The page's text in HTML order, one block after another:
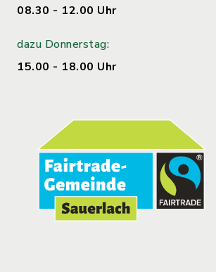
08.30 - 12.00 Uhr
dazu Donnerstag:
15.00 - 18.00 Uhr